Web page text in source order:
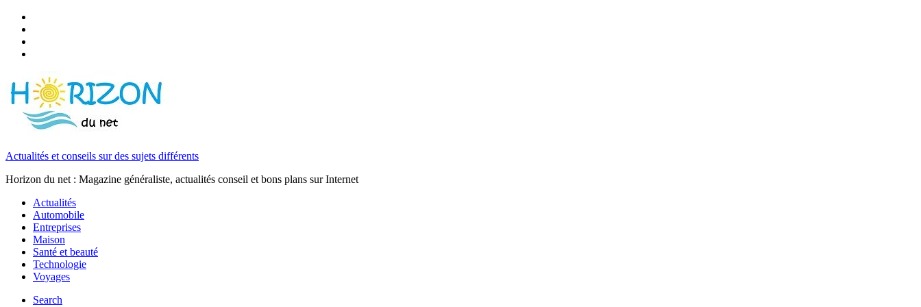
Actualités et conseils sur des sujets différents
Horizon du net : Magazine généraliste, actualités conseil et bons plans sur Internet
Actualités
Automobile
Entreprises
Maison
Santé et beauté
Technologie
Voyages
Search